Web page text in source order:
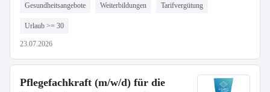
Gesundheitsangebote Weiterbildungen Tarifvergütung
Urlaub >= 30
23.07.2026
Pflegefachkraft (m/w/d) für die